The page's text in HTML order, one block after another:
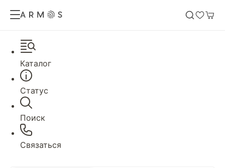
Каталог
Статус
Поиск
Связаться